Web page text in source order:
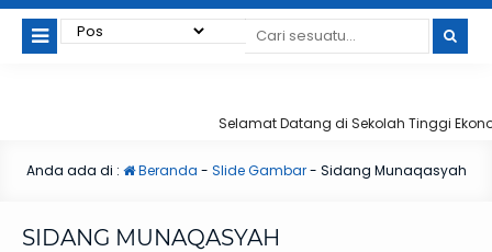
Selamat Datang di Sekolah Tinggi
Anda ada di : Beranda - Slide Gambar- Sidang Munaqasyah
SIDANG MUNAQASYAH